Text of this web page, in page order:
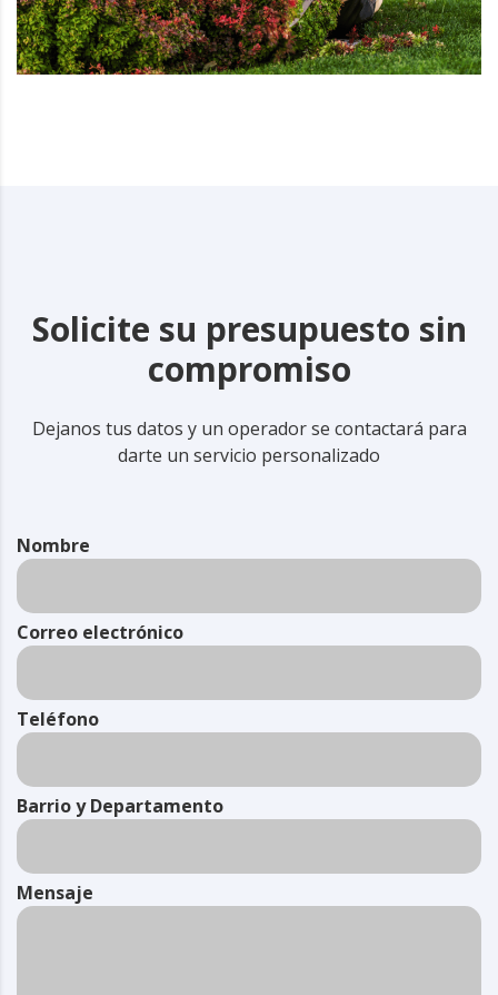
Solicite su presupuesto sin
compromiso
Dejanos tus datos y un operador se contactará para
darte un servicio personalizado
Nombre
Correo electrónico
Teléfono
Barrio y Departamento
Mensaje